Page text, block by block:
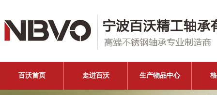
百沃首页 走进百沃 生产物品中心